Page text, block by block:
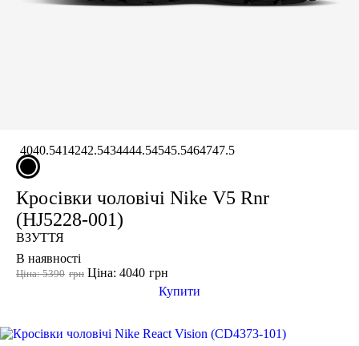
4040.5414242.5434444.54545.5464747.5
Кросівки чоловічі Nike V5 Rnr
(HJ5228-001)
ВЗУТТЯ
В наявності
грн
Ціна: 5390 грн
Ціна: 4040
Купити